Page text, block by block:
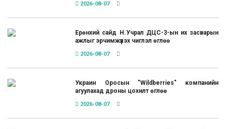
2026-08-07
Ерөнхий сайд Н.Учрал ДЦС-3-ын их засварын
ажлыг эрчимжүүлэх чиглэл өглөө
2026-08-07
Украин Оросын "Wildberries" компанийн
агуулахад дроны цохилт өглөө
2026-08-07